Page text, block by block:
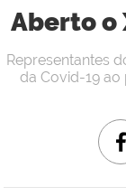
Aberto o
Representantes
da Covid-19